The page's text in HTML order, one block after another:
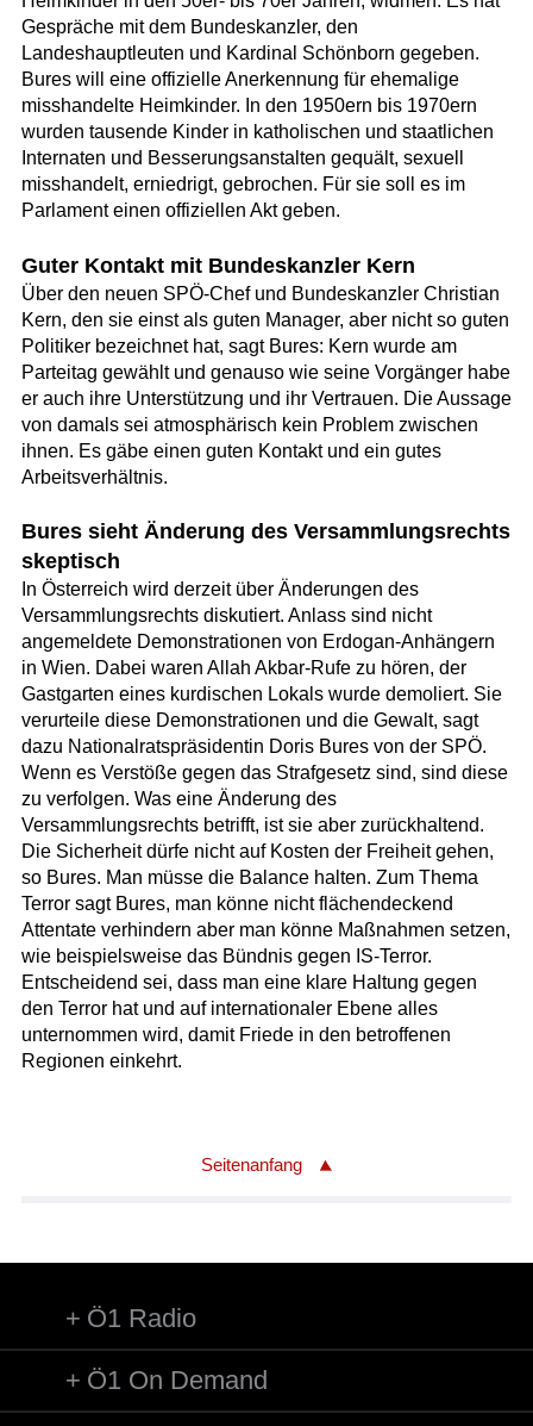
Gespräche mit dem Bundeskanzler, den
Landeshauptleuten und Kardinal Schönborn gegeben.
Bures will eine offizielle Anerkennung für ehemalige
misshandelte Heimkinder. In den 1950ern bis 1970ern
wurden tausende Kinder in katholischen und staatlichen
Internaten und Besserungsanstalten gequält, sexuell
misshandelt, erniedrigt, gebrochen. Für sie soll es im
Parlament einen offiziellen Akt geben.
Guter Kontakt mit Bundeskanzler Kern
Über den neuen SPÖ-Chef und Bundeskanzler Christian
Kern, den sie einst als guten Manager, aber nicht so guten
Politiker bezeichnet hat, sagt Bures: Kern wurde am
Parteitag gewählt und genauso wie seine Vorgänger habe
er auch ihre Unterstützung und ihr Vertrauen. Die Aussage
von damals sei atmosphärisch kein Problem zwischen
ihnen. Es gäbe einen guten Kontakt und ein gutes
Arbeitsverhältnis.
Bures sieht Änderung des Versammlungsrechts
skeptisch
In Österreich wird derzeit über Änderungen des
Versammlungsrechts diskutiert. Anlass sind nicht
angemeldete Demonstrationen von Erdogan-Anhängern
in Wien. Dabei waren Allah Akbar-Rufe zu hören, der
Gastgarten eines kurdischen Lokals wurde demoliert. Sie
verurteile diese Demonstrationen und die Gewalt, sagt
dazu Nationalratspräsidentin Doris Bures von der SPÖ.
Wenn es Verstöße gegen das Strafgesetz sind, sind diese
zu verfolgen. Was eine Änderung des
Versammlungsrechts betrifft, ist sie aber zurückhaltend.
Die Sicherheit dürfe nicht auf Kosten der Freiheit gehen,
so Bures. Man müsse die Balance halten. Zum Thema
Terror sagt Bures, man könne nicht flächendeckend
Attentate verhindern aber man könne Maßnahmen setzen,
wie beispielsweise das Bündnis gegen IS-Terror.
Entscheidend sei, dass man eine klare Haltung gegen
den Terror hat und auf internationaler Ebene alles
unternommen wird, damit Friede in den betroffenen
Regionen einkehrt.
Seitenanfang
Ö1 Radio
Ö1 On Demand